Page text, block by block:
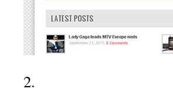
2.